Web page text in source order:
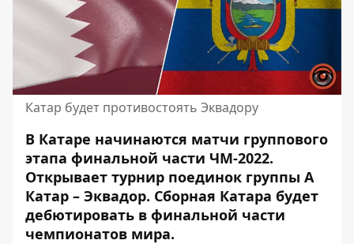
Катар будет противостоять Эквадору
В Катаре начинаются матчи группового
этапа финальной части ЧМ-2022.
Открывает турнир поединок группы А
Катар – Эквадор. Сборная Катара будет
дебютировать в финальной части
чемпионатов мира.